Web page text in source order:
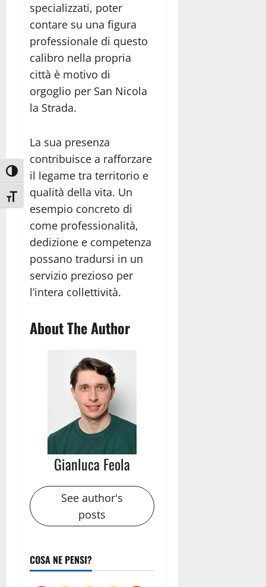
Attiva/disattiva alto contrasto
Attiva/disattiva dimensione testo
specializzati, poter
contare su una figura
professionale di questo
calibro nella propria
città è motivo di
orgoglio per San Nicola
la Strada.
La sua presenza
contribuisce a rafforzare
il legame tra territorio e
qualità della vita. Un
esempio concreto di
come professionalità,
dedizione e competenza
possano tradursi in un
servizio prezioso per
l’intera collettività.
About The Author
Gianluca Feola
See author's
posts
COSA NE PENSI?